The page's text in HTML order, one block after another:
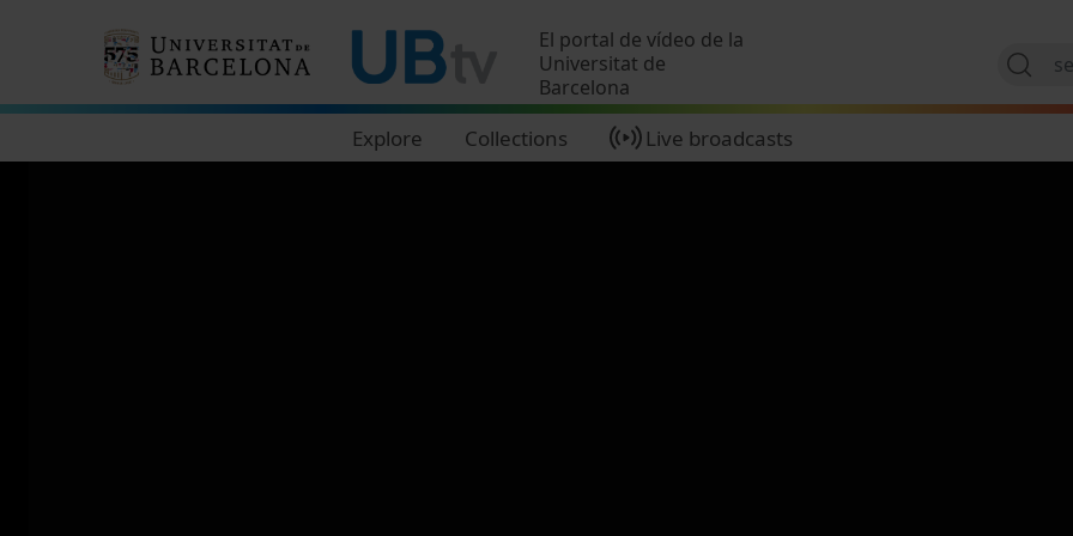
El portal de vídeo de la
Universitat de
Barcelona
Explore Collections Live broadcasts